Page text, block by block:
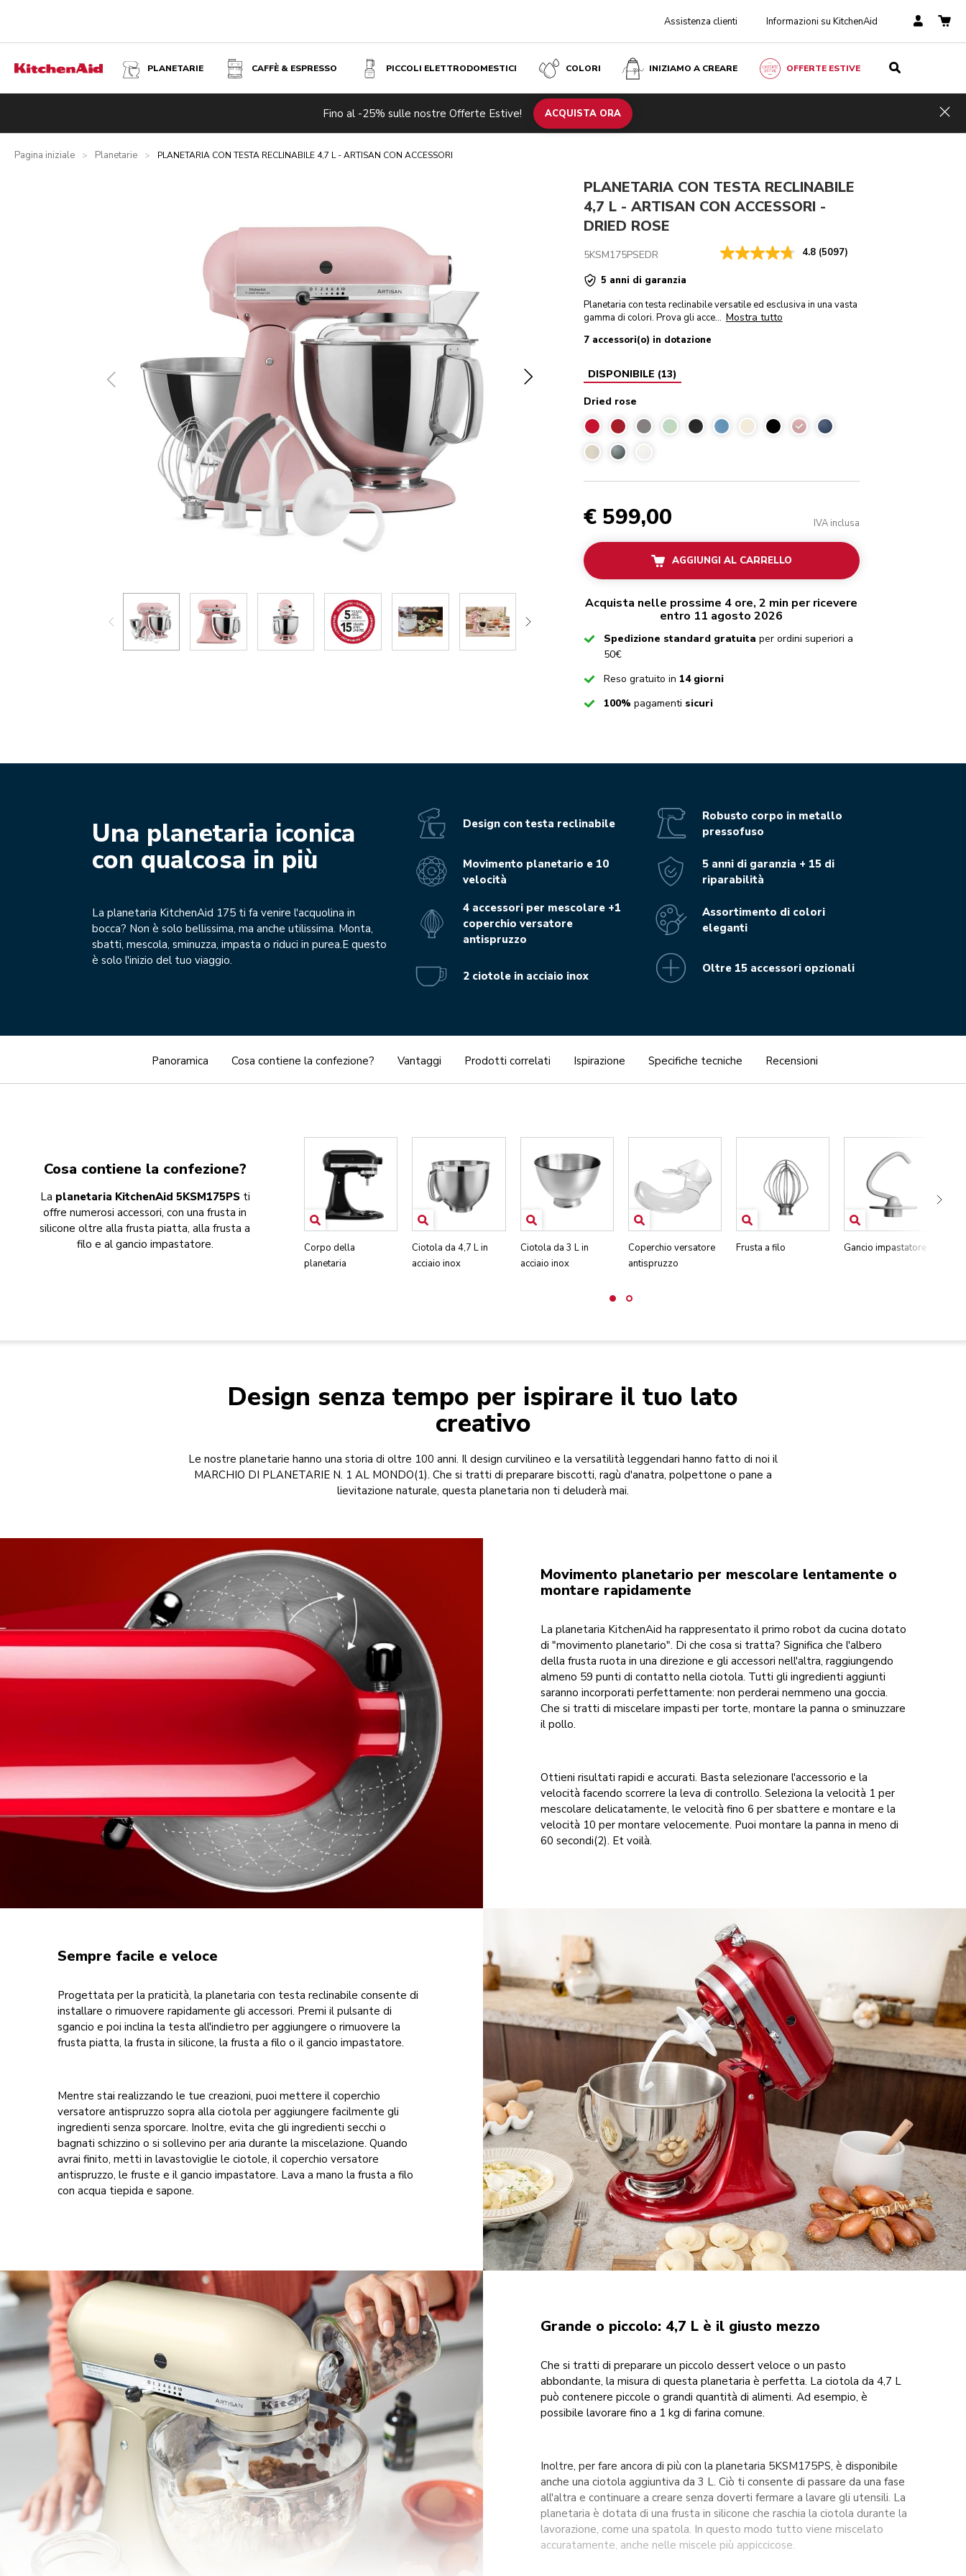
Assistenza clienti Informazioni su KitchenAid
PLANETARIE CAFFÈ & ESPRESSO PICCOLI ELETTRODOMESTICI COLORI INIZIAMO A CREARE OFFERTE ESTIVE
Fino al -25% sulle nostre Offerte Estive! ACQUISTA ORA
Pagina iniziale > Planetarie > PLANETARIA CON TESTA RECLINABILE 4,7 L - ARTISAN CON ACCESSORI
Prodotti correlati Ispirazione Specifiche tecniche Recensioni
Dried rose
PLANETARIA CON TESTA RECLINABILE
4,7 L - ARTISAN CON ACCESSORI -
DRIED ROSE
5KSM175PSEDR 4.8 (5097)
5 anni di garanzia
Planetaria con testa reclinabile versatile ed esclusiva in una vasta
gamma di colori. Prova gli acce... Mostra tutto
7 accessori(o) in dotazione
DISPONIBILE (13)
Dried rose
Dried rose
€ 599,00 IVA inclusa
AGGIUNGI AL CARRELLO
Acquista nelle prossime 4 ore, 2 min per ricevere
entro 11 agosto 2026
CheckedSpedizione standard gratuita per ordini superiori a
50€
CheckedReso gratuito in 14 giorni
Checked
100% pagamenti sicuri
Una planetaria iconica
con qualcosa in più
La planetaria KitchenAid 175 ti fa venire l'acquolina in
bocca? Non è solo bellissima, ma anche utilissima. Monta,
sbatti, mescola, sminuzza, impasta o riduci in purea.E questo
è solo l'inizio del tuo viaggio.
Design con testa reclinabile
Movimento planetario e 10
velocità
4 accessori per mescolare +1
coperchio versatore
antispruzzo
2 ciotole in acciaio inox
Robusto corpo in metallo
pressofuso
5 anni di garanzia + 15 di
riparabilità
Assortimento di colori
eleganti
Oltre 15 accessori opzionali
Panoramica Cosa contiene la confezione? Vantaggi Prodotti correlati Ispirazione Specifiche tecniche Recensioni
Cosa contiene la confezione?
La planetaria KitchenAid 5KSM175PS ti
offre numerosi accessori, con una frusta in
silicone oltre alla frusta piatta, alla frusta a
filo e al gancio impastatore.
Corpo della
planetaria
Ciotola da 4,7 L in
acciaio inox
Ciotola da 3 L in
acciaio inox
Coperchio versatore
antispruzzo
Frusta a filo Gancio impastatore
Design senza tempo per ispirare il tuo lato
creativo
Le nostre planetarie hanno una storia di oltre 100 anni. Il design curvilineo e la versatilità leggendari hanno fatto di noi il
MARCHIO DI PLANETARIE N. 1 AL MONDO(1). Che si tratti di preparare biscotti, ragù d'anatra, polpettone o pane a
lievitazione naturale, questa planetaria non ti deluderà mai.
Movimento planetario per mescolare lentamente o
montare rapidamente
La planetaria KitchenAid ha rappresentato il primo robot da cucina dotato
di "movimento planetario". Di che cosa si tratta? Significa che l'albero
della frusta ruota in una direzione e gli accessori nell'altra, raggiungendo
almeno 59 punti di contatto nella ciotola. Tutti gli ingredienti aggiunti
saranno incorporati perfettamente: non perderai nemmeno una goccia.
Che si tratti di miscelare impasti per torte, montare la panna o sminuzzare
il pollo.
Ottieni risultati rapidi e accurati. Basta selezionare l'accessorio e la
velocità facendo scorrere la leva di controllo. Seleziona la velocità 1 per
mescolare delicatamente, le velocità fino 6 per sbattere e montare e la
velocità 10 per montare velocemente. Puoi montare la panna in meno di
60 secondi(2). Et voilà.
Sempre facile e veloce
Progettata per la praticità, la planetaria con testa reclinabile consente di
installare o rimuovere rapidamente gli accessori. Premi il pulsante di
sgancio e poi inclina la testa all'indietro per aggiungere o rimuovere la
frusta piatta, la frusta in silicone, la frusta a filo o il gancio impastatore.
Mentre stai realizzando le tue creazioni, puoi mettere il coperchio
versatore antispruzzo sopra alla ciotola per aggiungere facilmente gli
ingredienti senza sporcare. Inoltre, evita che gli ingredienti secchi o
bagnati schizzino o si sollevino per aria durante la miscelazione. Quando
avrai finito, metti in lavastoviglie le ciotole, il coperchio versatore
antispruzzo, le fruste e il gancio impastatore. Lava a mano la frusta a filo
con acqua tiepida e sapone.
Grande o piccolo: 4,7 L è il giusto mezzo
Che si tratti di preparare un piccolo dessert veloce o un pasto
abbondante, la misura di questa planetaria è perfetta. La ciotola da 4,7 L
può contenere piccole o grandi quantità di alimenti. Ad esempio, è
possibile lavorare fino a 1 kg di farina comune.
Inoltre, per fare ancora di più con la planetaria 5KSM175PS, è disponibile
anche una ciotola aggiuntiva da 3 L. Ciò ti consente di passare da una fase
all'altra e continuare a creare senza doverti fermare a lavare gli utensili. La
planetaria è dotata di una frusta in silicone che raschia la ciotola durante la
lavorazione, come una spatola. In questo modo tutto viene miscelato
accuratamente, anche nelle miscele più appiccicose.